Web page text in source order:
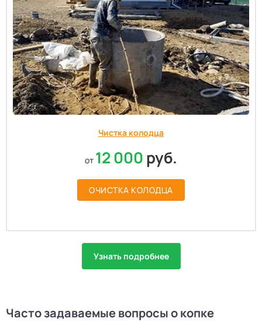
Чистка колодца
от 12 000руб.
ОЧИСТКА КОЛОДЦА
Узнать подробнее
Часто задаваемые вопросы о копке